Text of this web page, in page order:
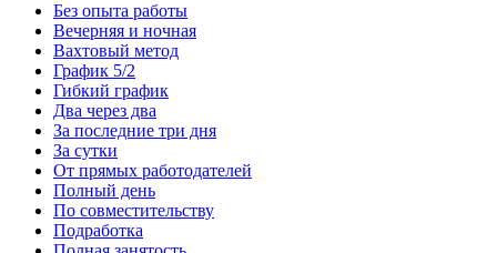
Без опыта работы
Вечерняя и ночная
Вахтовый метод
График 5/2
Гибкий график
Два через два
За последние три дня
За сутки
От прямых работодателей
Полный день
По совместительству
Подработка